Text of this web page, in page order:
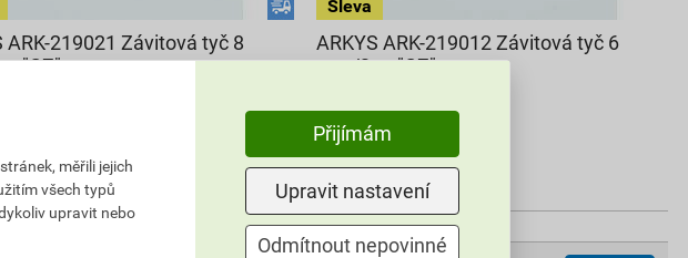
ARK-219021 Závitová tyč 8
"GZ"
ks s DPH
si prodejnu
v (11) prodejnách
ARKYS ARK-219012 Závitová tyč 6
mm/2 m "GZ"
40,38 Kč
36,34Kč
cena za ks s DPH
Pouze na poptávku
měřili jejich
všech typů
upravit nebo
Přijímám
Upravit nastavení
Odmítnout nepovinné